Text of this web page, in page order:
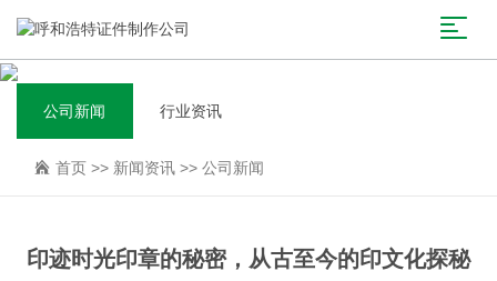
公司新闻 行业资讯
首页 >> 新闻资讯 >> 公司新闻
印迹时光印章的秘密，从古至今的印文化探秘